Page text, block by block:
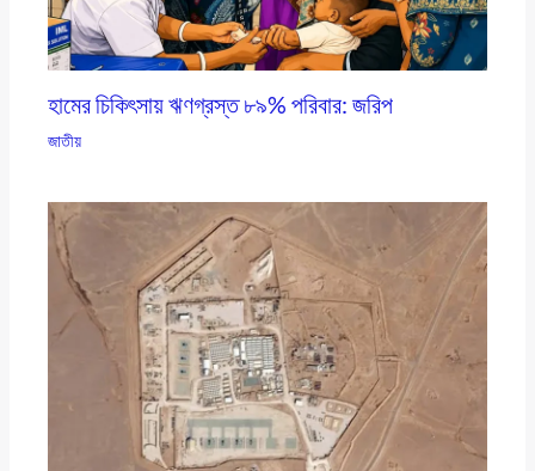
হামের চিকিৎসায় ঋণগ্রস্ত ৮৯% পরিবার: জরিপ
জাতীয়